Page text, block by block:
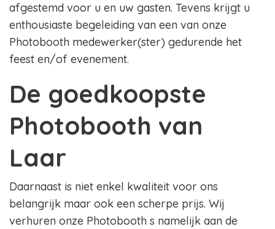
afgestemd voor u en uw gasten. Tevens krijgt u
enthousiaste begeleiding van een van onze
Photobooth medewerker(ster) gedurende het
feest en/of evenement.
De goedkoopste
Photobooth van
Laar
Daarnaast is niet enkel kwaliteit voor ons
belangrijk maar ook een scherpe prijs. Wij
verhuren onze Photobooth s namelijk aan de